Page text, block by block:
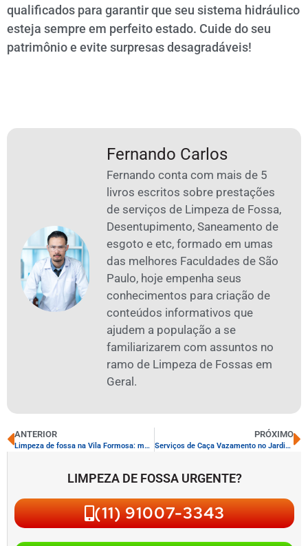
qualificados para garantir que seu sistema hidráulico
esteja sempre em perfeito estado. Cuide do seu
patrimônio e evite surpresas desagradáveis!
Fernando Carlos
Fernando conta com mais de 5
livros escritos sobre prestações
de serviços de Limpeza de Fossa,
Desentupimento, Saneamento de
esgoto e etc, formado em umas
das melhores Faculdades de São
Paulo, hoje empenha seus
conhecimentos para criação de
conteúdos informativos que
ajudem a população a se
familiarizarem com assuntos no
ramo de Limpeza de Fossas em
Geral.
ANTERIOR
Limpeza de fossa na Vila Formosa: melhores práticas
PRÓXIMO
Serviços de Caça Vazamento no Jardim Helena: Soluções Eficazes para Sua Residência e Comércio
LIMPEZA DE FOSSA URGENTE?
(11) 91007-3343